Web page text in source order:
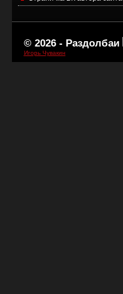
© 2026 - Раздолбаи
Игорь Чувакин